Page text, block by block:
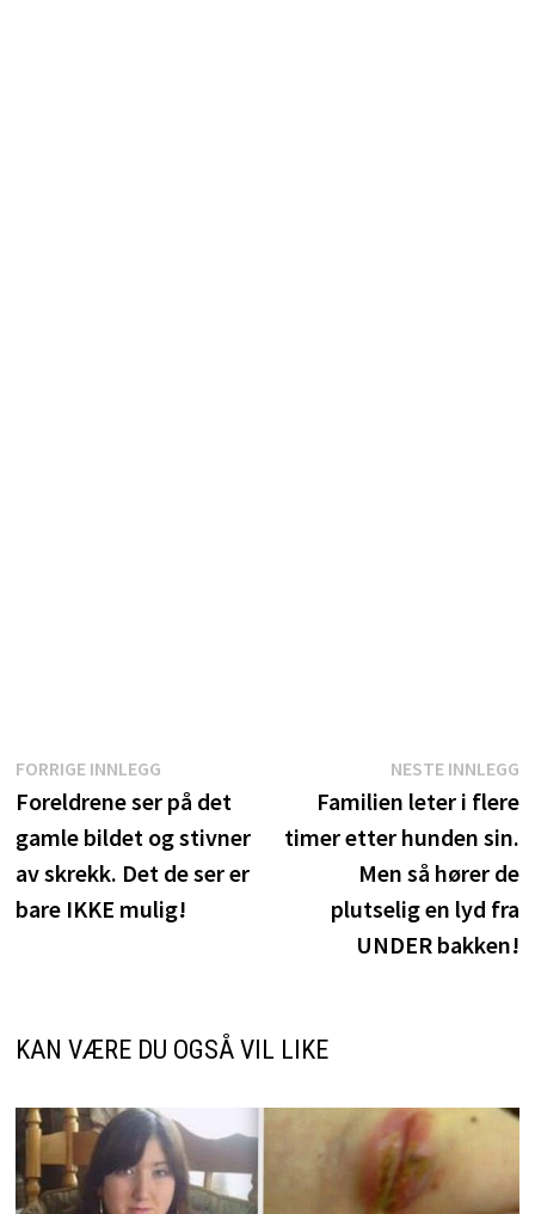
Innleggsnavigasjon
FORRIGE INNLEGGForrige
innlegg:
Foreldrene ser på det
gamle bildet og stivner
av skrekk. Det de ser er
bare IKKE mulig!
NESTE INNLEGG
Familien leter i flere
timer etter hunden sin.
Men så hører de
plutselig en lyd fra
UNDER bakken!
KAN VÆRE DU OGSÅ VIL LIKE